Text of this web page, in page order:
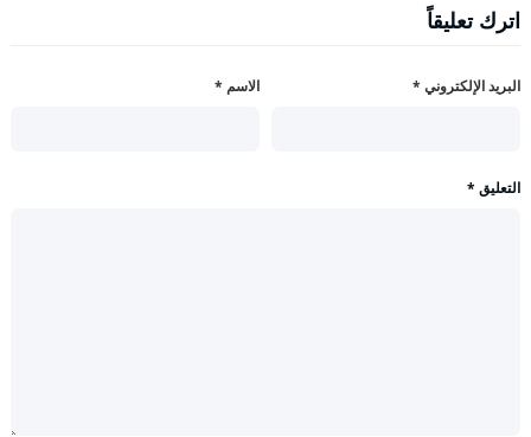
اترك تعليقاً
الاسم * البريد الإلكتروني *
التعليق *